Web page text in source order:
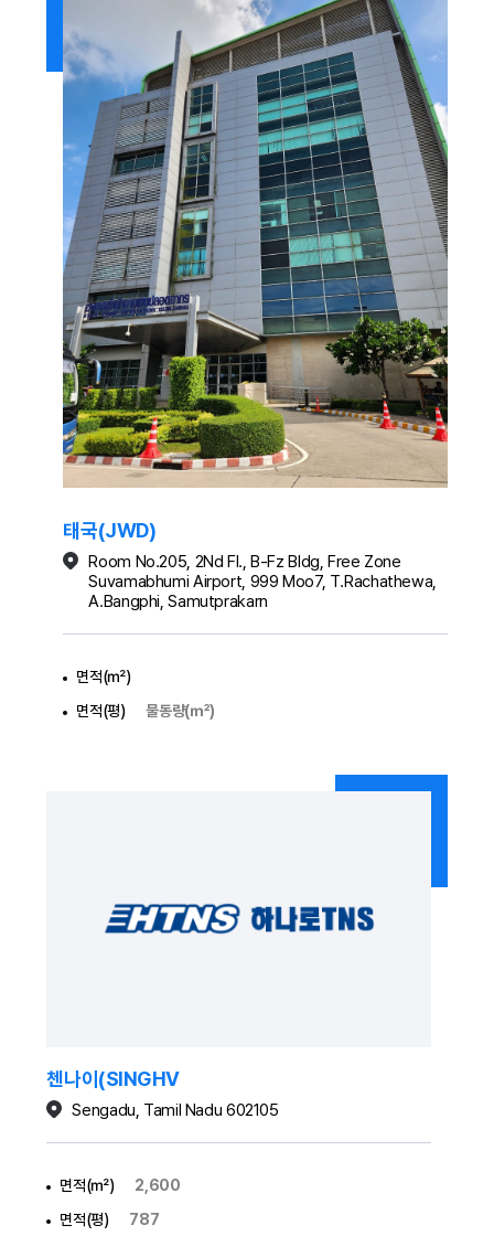
태국(JWD)
Room No.205, 2Nd Fl., B-Fz Bldg, Free Zone
Suvamabhumi Airport, 999 Moo7, T.Rachathewa,
A.Bangphi, Samutprakarn
면적(㎡)
면적(평)
물동량(㎡)
첸나이(SINGHV
Sengadu, Tamil Nadu 602105
면적(㎡)
2,600
면적(평)
787